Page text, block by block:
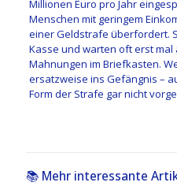
Millionen Euro pro Jahr
Menschen mit geringem
einer Geldstrafe überfordert.
Kasse und warten oft erst
Mahnungen im Briefkasten.
ersatzweise ins Gefängnis –
Form der Strafe gar nicht
📚 Mehr interessante